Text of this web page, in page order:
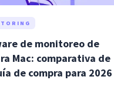
de monitoreo de
Mac: comparativa de
de compra para 2026